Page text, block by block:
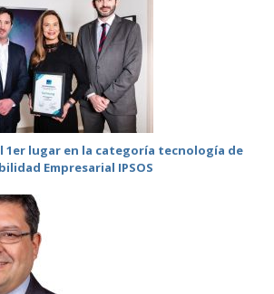
1er lugar en la categoría tecnología de
Empresarial IPSOS